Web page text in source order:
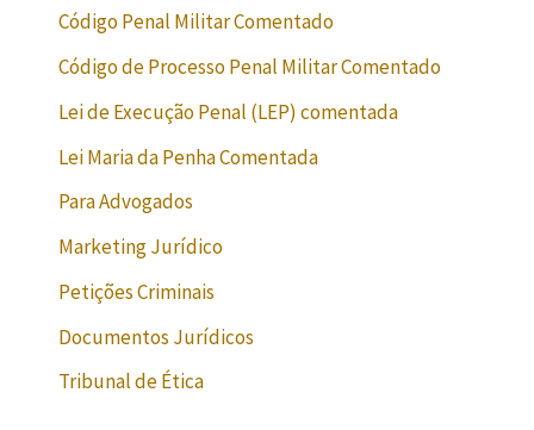
Código Penal Militar Comentado
Código de Processo Penal Militar Comentado
Lei de Execução Penal (LEP) comentada
Lei Maria da Penha Comentada
Para Advogados
Marketing Jurídico
Petições Criminais
Documentos Jurídicos
Tribunal de Ética